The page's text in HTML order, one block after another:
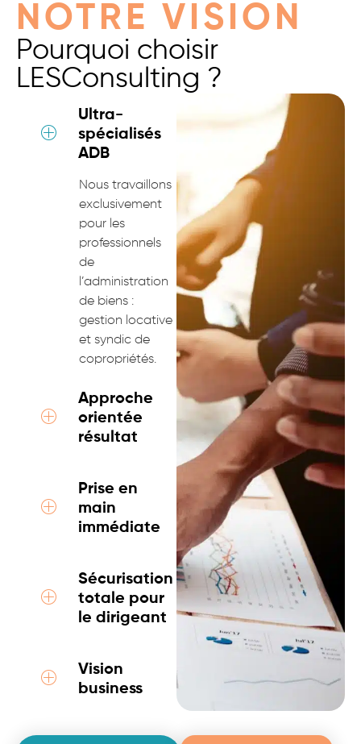
NOTRE VISION
Pourquoi choisir
LESConsulting ?
Ultra-
spécialisés
ADB
Nous travaillons
exclusivement
pour les
professionnels
de
l’administration
de biens :
gestion locative
et syndic de
copropriétés.
Approche
orientée
résultat
Prise en
main
immédiate
Sécurisation
totale pour
le dirigeant
Vision
business